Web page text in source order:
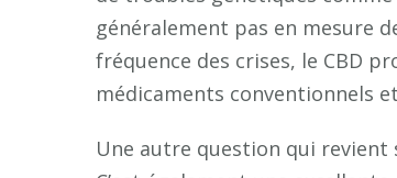
généralement pas en mesure
fréquence des crises, le CBD
médicaments conventionnels
Une autre question qui revient